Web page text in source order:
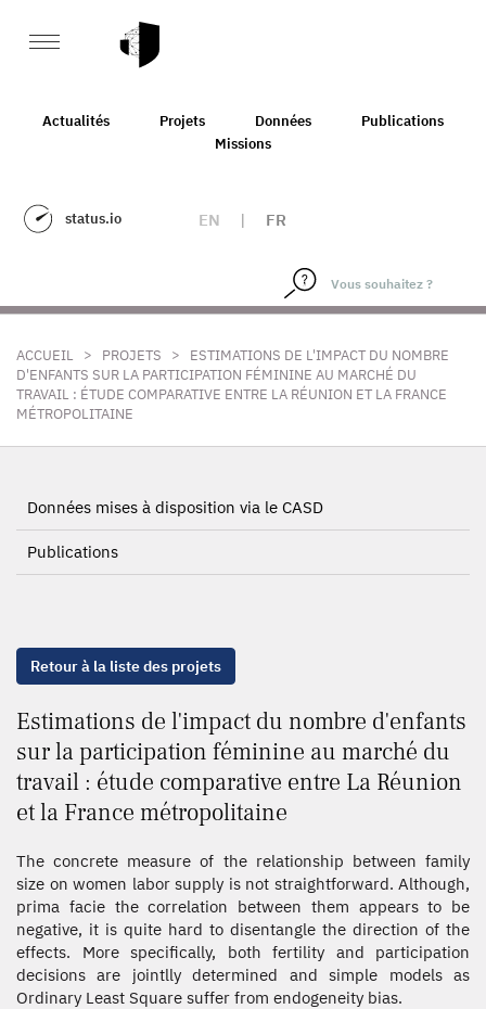
Actualités Projets Données
Publications
Missions
status.io EN | FR
ACCUEIL > PROJETS >
ESTIMATIONS DE L'IMPACT DU NOMBRE
D'ENFANTS SUR LA PARTICIPATION FÉMININE AU MARCHÉ DU
TRAVAIL : ÉTUDE COMPARATIVE ENTRE LA RÉUNION ET LA FRANCE
MÉTROPOLITAINE
Données mises à disposition via le CASD
Publications
Retour à la liste des projets
Estimations de l'impact du nombre d'enfants
sur la participation féminine au marché du
travail : étude comparative entre La Réunion
et la France métropolitaine
The concrete measure of the relationship between family
size on women labor supply is not straightforward. Although,
prima facie the correlation between them appears to be
negative, it is quite hard to disentangle the direction of the
effects. More specifically, both fertility and participation
decisions are jointlly determined and simple models as
Ordinary Least Square suffer from endogeneity bias.